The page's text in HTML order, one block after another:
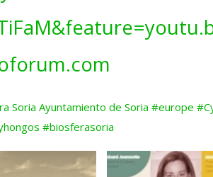
Soria Ayuntamiento de Soria #europe
#biosferasoria